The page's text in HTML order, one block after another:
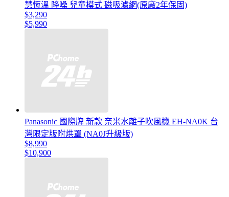
慧恆溫 降噪 兒童模式 磁吸濾網(原廠2年保固)
$3,290
$5,990
Panasonic 國際牌 新款 奈米水離子吹風機 EH-NA0K 台
灣限定版附烘罩 (NA0J升級版)
$8,990
$10,900